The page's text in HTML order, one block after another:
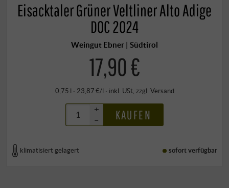
Eisacktaler Grüner Veltliner Alto Adige
DOC 2024
Weingut Ebner | Südtirol
17,90 €
0,75 l · 23,87 €/l · inkl. USt, zzgl. Versand
+
–
KAUFEN
klimatisiert gelagert sofort verfügbar